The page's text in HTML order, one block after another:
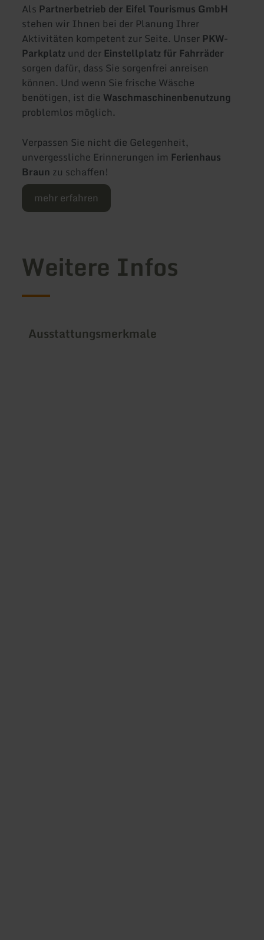
Als Partnerbetrieb der Eifel Tourismus GmbH
stehen wir Ihnen bei der Planung Ihrer
Aktivitäten kompetent zur Seite. Unser PKW-
Parkplatz und der Einstellplatz für Fahrräder
sorgen dafür, dass Sie sorgenfrei anreisen
können. Und wenn Sie frische Wäsche
benötigen, ist die Waschmaschinenbenutzung
problemlos möglich.
Verpassen Sie nicht die Gelegenheit,
unvergessliche Erinnerungen im Ferienhaus
Braun zu schaffen!
mehr erfahren
Weitere Infos
Ausstattungsmerkmale